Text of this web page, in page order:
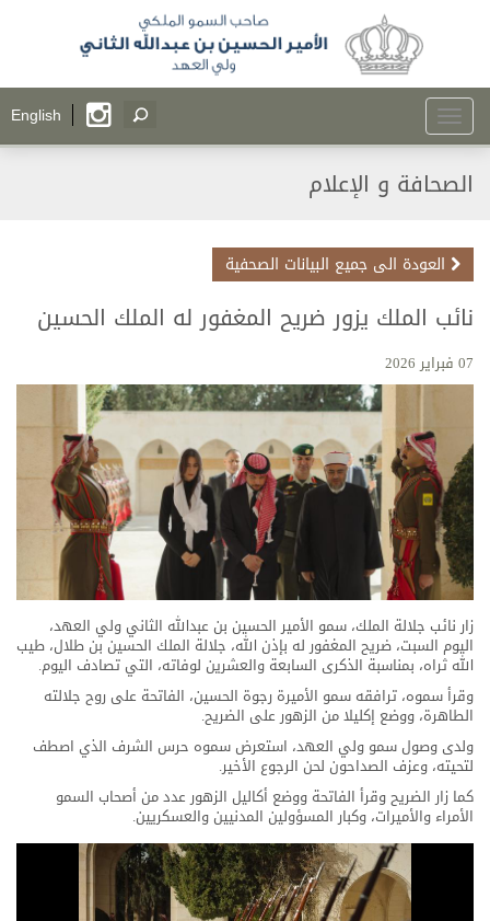
English Toggle
navigation
الصحافة و الإعلام
العودة الى جميع البيانات الصحفية
نائب الملك يزور ضريح المغفور له الملك الحسين
07 فبراير 2026
زار نائب جلالة الملك، سمو الأمير الحسين بن عبدﷲ الثاني ولي العهد،
اليوم السبت، ضريح المغفور له بإذن ﷲ، جلالة الملك الحسين بن طلال، طيب
ﷲ ثراه، بمناسبة الذكرى السابعة والعشرين لوفاته، التي تصادف اليوم.
وقرأ سموه، ترافقه سمو الأميرة رجوة الحسين، الفاتحة على روح جلالته
الطاهرة، ووضع إكليلا من الزهور على الضريح.
ولدى وصول سمو ولي العهد، استعرض سموه حرس الشرف الذي اصطف
لتحيته، وعزف الصداحون لحن الرجوع الأخير.
كما زار الضريح وقرأ الفاتحة ووضع أكاليل الزهور عدد من أصحاب السمو
الأمراء والأميرات، وكبار المسؤولين المدنيين والعسكريين.